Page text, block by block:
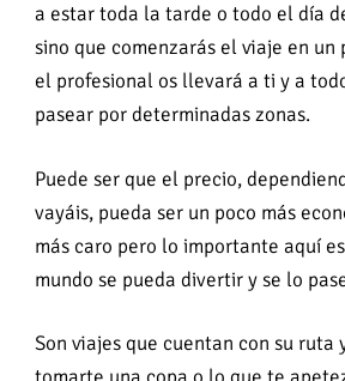
a estar toda la tarde o todo el día
sino que comenzarás el viaje en
el profesional os llevará a ti y a
pasear por determinadas zonas.
Puede ser que el precio,
vayáis, pueda ser un poco más
más caro pero lo importante aquí
mundo se pueda divertir y se lo
Son viajes que cuentan con su ruta